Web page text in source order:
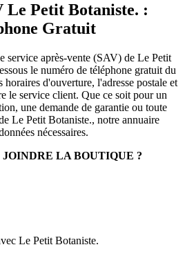
Le Petit Botaniste. :
Gratuit
service après-vente (SAV) de Le Petit
le numéro de téléphone gratuit du
d'ouverture, l'adresse postale et
le service client. Que ce soit pour un
une demande de garantie ou toute
Le Petit Botaniste., notre annuaire
nécessaires.
LA BOUTIQUE ?
Le Petit Botaniste.